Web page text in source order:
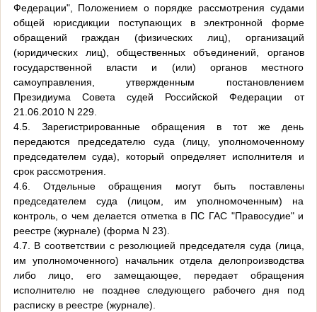
Федерации", Положением о порядке рассмотрения судами
общей юрисдикции поступающих в электронной форме
обращений граждан (физических лиц), организаций
(юридических лиц), общественных объединений, органов
государственной власти и (или) органов местного
самоуправления, утвержденным постановлением
Президиума Совета судей Российской Федерации от
21.06.2010 N 229.
4.5. Зарегистрированные обращения в тот же день
передаются председателю суда (лицу, уполномоченному
председателем суда), который определяет исполнителя и
срок рассмотрения.
4.6. Отдельные обращения могут быть поставлены
председателем суда (лицом, им уполномоченным) на
контроль, о чем делается отметка в ПС ГАС "Правосудие" и
реестре (журнале) (форма N 23).
4.7. В соответствии с резолюцией председателя суда (лица,
им уполномоченного) начальник отдела делопроизводства
либо лицо, его замещающее, передает обращения
исполнителю не позднее следующего рабочего дня под
расписку в реестре (журнале).